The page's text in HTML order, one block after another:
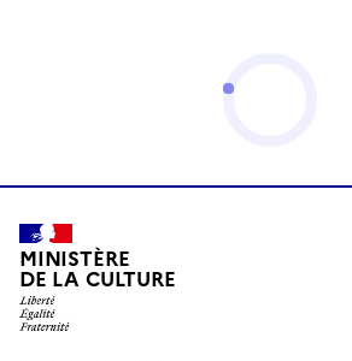
MINISTÈRE
DE LA CULTURE